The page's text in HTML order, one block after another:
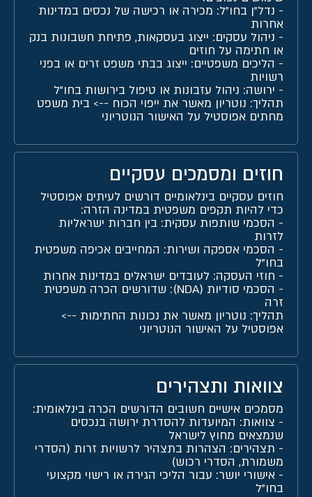
- נדל"ן בחו"ל: מכירה או רכישה של נכסים במדינות
אחרות
- ניהול עסקים: ייצוג בעסקאות, פתיחת חשבונות בנק
או חתימה על חוזים
- הליכים משפטיים: ייצוג בבתי משפט זרים או בפני
רשויות
- ירושה: ניהול עזבונות או טיפול בירושות בחו"ל
תהליך: נוטריון מאשר את ייפוי הכוח --> בית משפט
מחתים אפוסטיל על האישור הנוטריוני
חוזים ומסמכים עסקיים
חוזים עסקיים בינלאומיים דורשים לעיתים אפוסטיל
כדי להיות תקפים משפטית במדינה הזרה:
- הסכמי שותפות עסקית: בין חברות ישראליות
לזרות
- הסכמי אספקה ושירות: המחייבים אכיפה משפטית
בחו"ל
- חוזי העסקה: לעובדים ישראלים במדינות אחרות
- הסכמי סודיות (NDA
): שדורשים הכרה משפטית
זרה
תהליך: נוטריון מאשר את נכונות החתימות -->
אפוסטיל על האישור הנוטריוני
צוואות ותצהירים
מסמכים אישיים חשובים הדורשים הכרה בינלאומית:
- צוואות: המיועדות להסדרת ירושה בנכסים
שנמצאים מחוץ לישראל
- תצהירים: הצהרות בתצהיר לרשויות זרות (הסדרי
משמורת, הסדרי רכוש)
- אישורי יושר: עבור הליכי הגירה או רישוי מקצועי
בחו"ל